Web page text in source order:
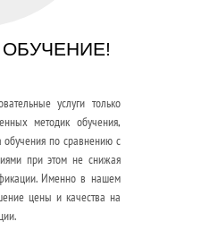
услуги только
методик обучения,
обучения по сравнению с
при этом не снижая
Именно в нашем
цены и качества на